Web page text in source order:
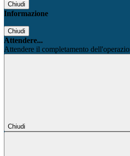
Chiudi
Informazione
Chiudi
Attendere...
Attendere il completamento
Chiudi